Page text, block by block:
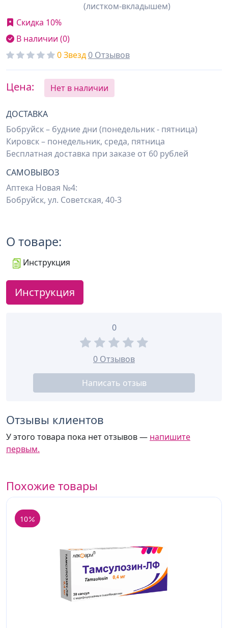
(листком-вкладышем)
Скидка 10%
В наличии (0)
0 Звезд0 Отзывов
Цена: Нет в наличии
ДОСТАВКА
Бобруйск – будние дни (понедельник - пятница)
Кировск – понедельник, среда, пятница
Бесплатная доставка при заказе от 60 рублей
САМОВЫВОЗ
Аптека Новая №4:
Бобруйск, ул. Советская, 40-3
О товаре:
Инструкция
Инструкция
0
0 Отзывов
Написать отзыв
Отзывы клиентов
У этого товара пока нет отзывов — напишите
первым.
Похожие товары
10